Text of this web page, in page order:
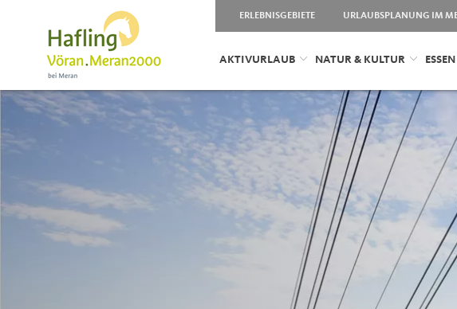
ERLEBNISGEBIETE URLAUBSPLANUNG IM
AKTIVURLAUB NATUR & KULTUR